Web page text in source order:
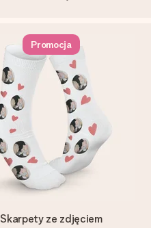
Promocja
Skarpety ze zdjęciem